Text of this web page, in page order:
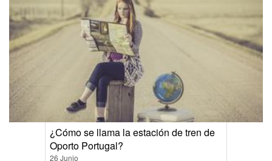
¿Cómo se llama la estación de tren de
Oporto Portugal?
26 Junio